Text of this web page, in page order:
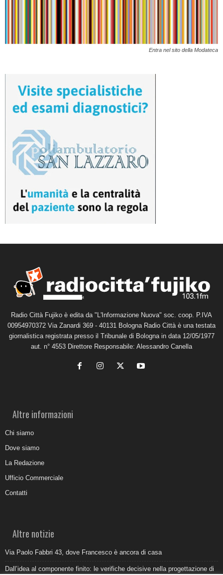
Entra nel sito della Modateca
Radio Città Fujiko è edita da "L'Informazione Nuova" soc. coop. P.IVA
00954970372 Via Zanardi 369 - 40131 Bologna Radio Città è una testata
giornalistica registrata presso il Tribunale di Bologna in data 12/05/1977
aut. n° 4553 Direttore Responsabile: Alessandro Canella
Altre informazioni
Chi siamo
Dove siamo
La Redazione
Ufficio Commerciale
Contatti
Altre notizie
Via Paolo Fabbri 43, dove Francesco è ancora di casa
Dall’idea al componente finito: le verifiche decisive nella progettazione di